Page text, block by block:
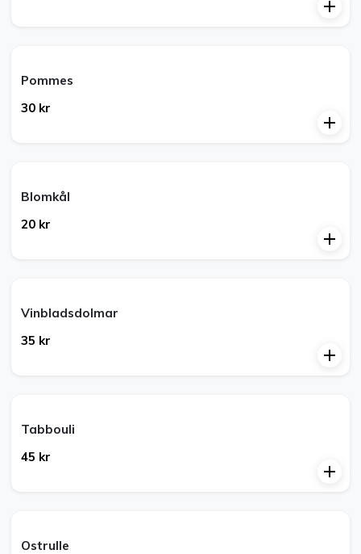
Pommes
30 kr
Blomkål
20 kr
Vinbladsdolmar
35 kr
Tabbouli
45 kr
Ostrulle